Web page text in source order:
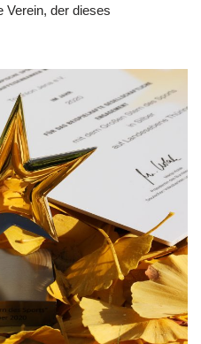
Verein, der dieses